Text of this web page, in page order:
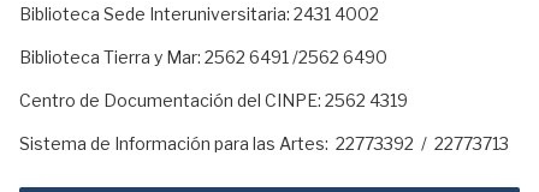
Biblioteca Sede Interuniversitaria: 2431 4002
Biblioteca Tierra y Mar: 2562 6491 /2562 6490
Centro de Documentación del CINPE: 2562 4319
Sistema de Información para las Artes: 22773392 / 22773713